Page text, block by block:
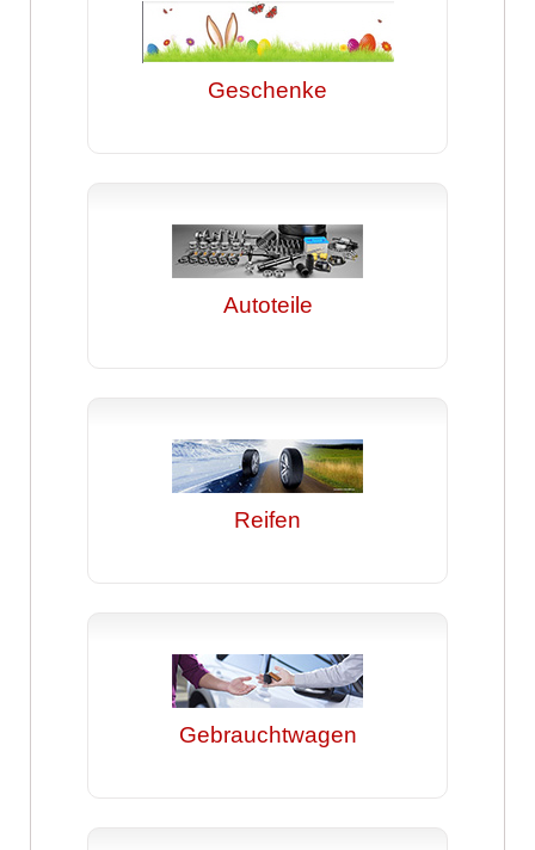
Geschenke
Autoteile
Reifen
Gebrauchtwagen